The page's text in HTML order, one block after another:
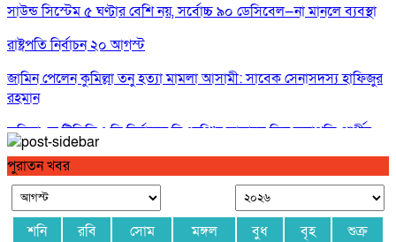
সাউন্ড সিস্টেম ৫ ঘণ্টার বেশি নয়, সর্বোচ্চ ৯০ ডেসিবেল—না মানলে ব্যবস্থা
রাষ্ট্রপতি নির্বাচন ২০ আগস্ট
জামিন পেলেন কুমিল্লা তনু হত্যা মামলা আসামী: সাবেক সেনাসদস্য হাফিজুর
রহমান
কুমিল্লা কে টিসিসিএ লি:নির্বাচনে বিএনপি’র আড়ালে তিন সভাপতি প্রার্থীর
দু’জনই আ’লীগের সুবিধাভূগী!
সরকারের নয়, রাষ্ট্রের বিরুদ্ধে বলা অপরাধ : তথ্যমন্ত্রী
ঢাকার চারপাশের নৌপথগুলো সচল করার নির্দেশ প্রধানমন্ত্রীর
পুরাতন খবর
শনি রবি সোম মঙ্গল বুধ বৃহ
শুক্র